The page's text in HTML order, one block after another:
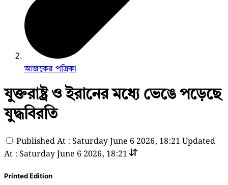
আজকের পত্রিকা
যুক্তরাষ্ট্র ও ইরানের মধ্যে ভেঙে পড়েছে
যুদ্ধবিরতি
Published At : Saturday June 6 2026, 18:21 Updated
At : Saturday June 6 2026, 18:21
Printed Edition